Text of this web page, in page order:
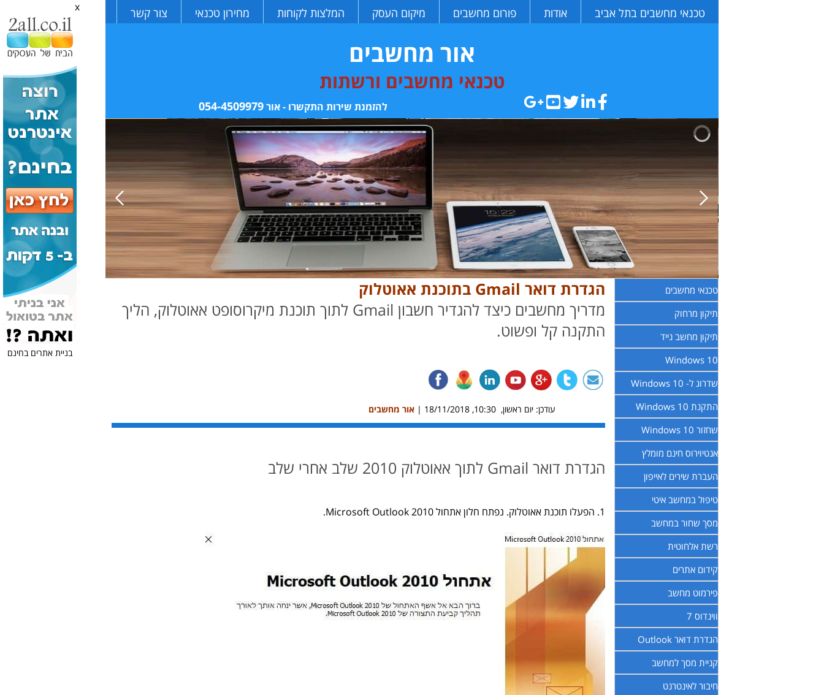
x
בניית אתרים בחינם
טכנאי מחשבים בתל אביב אודות פורום מחשבים מיקום העסק המלצות לקוחות מחירון טכנאי צור קשר
אור מחשבים
טכנאי מחשבים ורשתות
להזמנת שירות התקשרו - אור054-4509979
טכנאי מחשבים
תיקון מרחוק
תיקון מחשב נייד
Windows 10
שדרוג ל- Windows 10
התקנת Windows 10
שחזור Windows 10
אנטיוירוס חינם מומלץ
העברת שירים לאייפון
טיפול במחשב איטי
מסך שחור במחשב
רשת אלחוטית
קידום אתרים
פירמוט מחשב
ווינדוס 7
הגדרת דואר Outlook
קניית מסך למחשב
חיבור לאינטרנט
הגדרת דואר Gmail בתוכנת אאוטלוק
מדריך מחשבים כיצד להגדיר חשבון Gmail לתוך תוכנת מיקרוסופט אאוטלוק, הליך
התקנה קל ופשוט.
עודכן: יום ראשון, 10:30, 18/11/2018 | אור מחשבים
הגדרת דואר Gmail לתוך אאוטלוק 2010 שלב אחרי שלב
1. הפעלו תוכנת אאוטלוק. נפתח חלון אתחול Microsoft Outlook 2010.